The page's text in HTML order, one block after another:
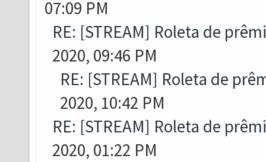
07:09 PM
RE: [STREAM] Roleta de
2020, 09:46 PM
RE: [STREAM] Roleta de
2020, 10:42 PM
RE: [STREAM] Roleta de
2020, 01:22 PM